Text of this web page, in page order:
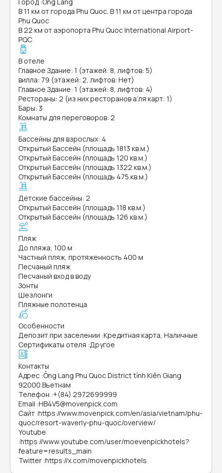
В 11 км от города Phu Quoc. В 11 км от центра города
Phu Quoc
В 22 км от аэропорта Phu Quoc International Airport-
PQC
В отеле
Главное Здание: 1 (этажей: 8, лифтов: 5)
вилла: 79 (этажей: 2, лифтов: Нет)
Главное Здание: 1 (этажей: 8, лифтов: 4)
Рестораны: 2 (из них ресторанов а’ля карт: 1)
Бары: 3
Комнаты для переговоров: 2
Бассейны для взрослых: 4
Открытый Бассейн (площадь 1813 кв.м.)
Открытый Бассейн (площадь 120 кв.м.)
Открытый Бассейн (площадь 1322 кв.м.)
Открытый Бассейн (площадь 475 кв.м.)
Детские бассейны: 2
Открытый Бассейн (площадь 118 кв.м.)
Открытый Бассейн (площадь 126 кв.м.)
Пляж
До пляжа, 100 м
Частный пляж, протяженность 400 м
Песчаный пляж
Песчаный вход в воду
Зонты
Шезлонги
Пляжные полотенца
Особенности
Депозит при заселении :Кредитная карта, Наличные
Сертификаты отеля :Другое
Контакты
Адрес :Ông Lang Phu Quoc District tỉnh Kiên Giang
92000 Вьетнам
Телефон :+(84) 2972699999
Email :HB4V5@movenpick.com
Сайт :https://www.movenpick.com/en/asia/vietnam/phu-
quoc/resort-waverly-phu-quoc/overview/
Youtube
:https://www.youtube.com/user/moevenpickhotels?
feature=results_main
Twitter :https://x.com/movenpickhotels